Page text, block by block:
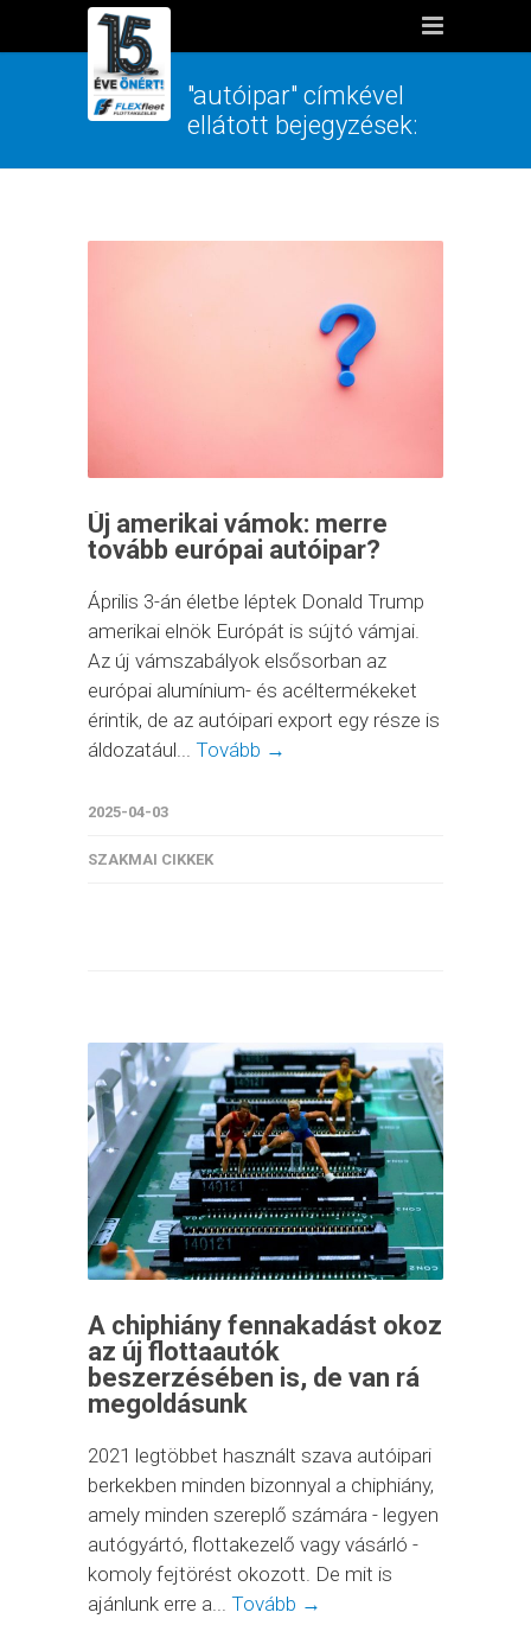
"autóipar" címkével
ellátott bejegyzések:
Új amerikai vámok: merre
tovább európai autóipar?
Április 3-án életbe léptek Donald Trump
amerikai elnök Európát is sújtó vámjai.
Az új vámszabályok elsősorban az
európai alumínium- és acéltermékeket
érintik, de az autóipari export egy része is
áldozatául... Tovább →
2025-04-03
SZAKMAI CIKKEK
A chiphiány fennakadást okoz
az új flottaautók
beszerzésében is, de van rá
megoldásunk
2021 legtöbbet használt szava autóipari
berkekben minden bizonnyal a chiphiány,
amely minden szereplő számára - legyen
autógyártó, flottakezelő vagy vásárló -
komoly fejtörést okozott. De mit is
ajánlunk erre a... Tovább →